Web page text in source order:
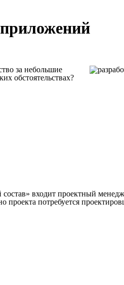
за небольшие
обстоятельствах?
входит проектный
проекта потребуется